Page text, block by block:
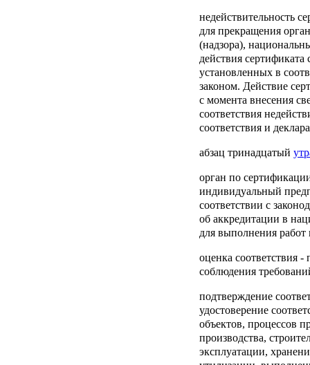
недействительность
для прекращения
(надзора),
действия сертификата
установленных в
законом. Действие
с момента внесения
соответствия
соответствия и
абзац тринадцатый
орган по
индивидуальный
соответствии с
об аккредитации в
для выполнения
оценка соответствия -
соблюдения
подтверждение
удостоверение
объектов, процессов
производства,
эксплуатации,